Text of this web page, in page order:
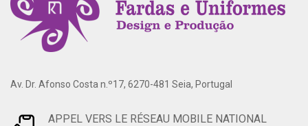
Av. Dr. Afonso Costa n.º17, 6270-481 Seia, Portugal
APPEL VERS LE RÉSEAU MOBILE NATIONAL